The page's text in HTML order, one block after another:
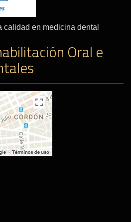
calidad en medicina dental
Oral e